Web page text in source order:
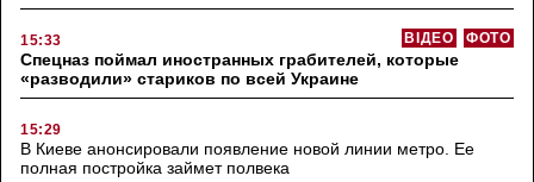
15:33 ФОТО
ВІДЕО
Спецназ поймал иностранных грабителей, которые
«разводили» стариков по всей Украине
15:29
В Киеве анонсировали появление новой линии метро. Ее
полная постройка займет полвека